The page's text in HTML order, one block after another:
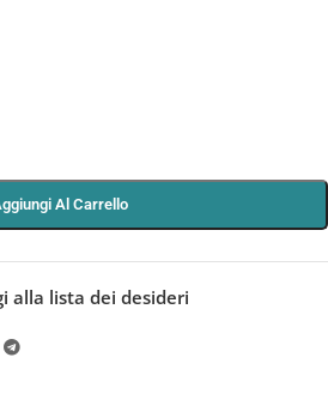
Al Carrello
alla lista dei desideri